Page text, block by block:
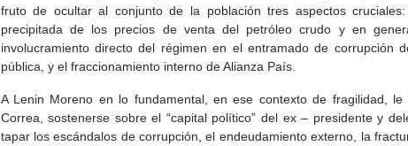
fruto de ocultar al conjunto de la población tres aspectos
precipitada de los precios de venta del petróleo crudo y en
involucramiento directo del régimen en el entramado de corrupción
pública, y el fraccionamiento interno de Alianza País.
A Lenin Moreno en lo fundamental, en ese contexto de fragilidad,
Correa, sostenerse sobre el “capital político” del ex – presidente y
tapar los escándalos de corrupción, el endeudamiento externo, la